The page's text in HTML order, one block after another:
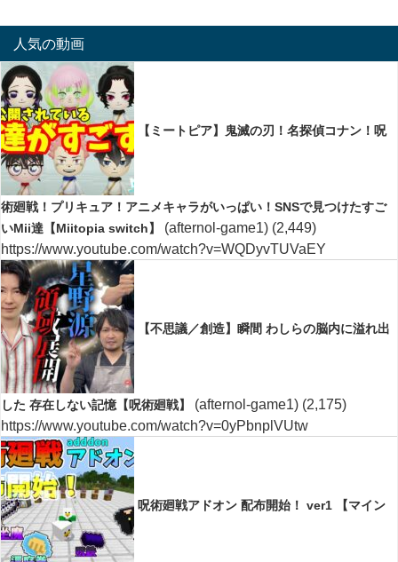
人気の動画
【ミートピア】鬼滅の刃！名探偵コナン！呪
術廻戦！プリキュア！アニメキャラがいっぱい！SNSで見つけたすご
いMii達【Miitopia switch】
(afternol-game1) (2,449)
https://www.youtube.com/watch?v=WQDyvTUVaEY
【不思議／創造】瞬間 わしらの脳内に溢れ出
した 存在しない記憶【呪術廻戦】 (afternol-game1) (2,175)
https://www.youtube.com/watch?v=0yPbnplVUtw
呪術廻戦アドオン 配布開始！ ver1 【マイン